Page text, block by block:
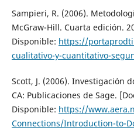
Sampieri, R. (2006).
McGraw-Hill. Cuarta edición.
Disponible: https://
cualitativo-y-cuantitativo-
Scott, J. (2006). Investigación
CA: Publicaciones de Sage.
Disponible: https://
Connections/Introduction-to-